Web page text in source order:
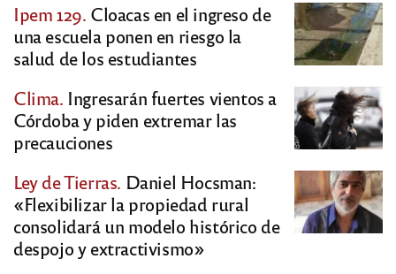
Ipem 129. Cloacas en el ingreso de
una escuela ponen en riesgo la
salud de los estudiantes
Clima. Ingresarán fuertes vientos a
Córdoba y piden extremar las
precauciones
Ley de Tierras. Daniel Hocsman:
«Flexibilizar la propiedad rural
consolidará un modelo histórico de
despojo y extractivismo»